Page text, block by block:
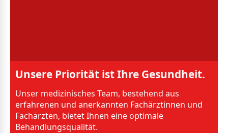
Unsere Priorität ist Ihre Gesundheit.
Unser medizinisches Team, bestehend aus
erfahrenen und anerkannten Fachärztinnen und
Fachärzten, bietet Ihnen eine optimale
Behandlungsqualität.